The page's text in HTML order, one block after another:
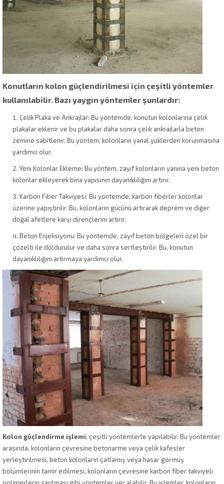
Konutların kolon güçlendirilmesi için çeşitli yöntemler
kullanılabilir. Bazı yaygın yöntemler şunlardır:
Çelik Plaka ve Ankrajlar: Bu yöntemde, konutun kolonlarına çelik
plakalar eklenir ve bu plakalar daha sonra çelik ankrajlarla beton
zemine sabitlenir. Bu yöntem, kolonların yanal yüklerden korunmasına
yardımcı olur.
Yeni Kolonlar Ekleme: Bu yöntem, zayıf kolonların yanına yeni beton
kolonlar ekleyerek bina yapısının dayanıklılığını artırır.
Karbon Fiber Takviyesi: Bu yöntemde, karbon fiberler kolonlar
üzerine yapıştırılır. Bu, kolonların gücünü artırarak deprem ve diğer
doğal afetlere karşı dirençlerini artırır.
Beton Enjeksiyonu: Bu yöntemde, zayıf beton bölgeleri özel bir
çözelti ile doldurulur ve daha sonra sertleştirilir. Bu, konutun
dayanıklılığını artırmaya yardımcı olur.
Kolon güçlendirme işlemi, çeşitli yöntemlerle yapılabilir. Bu yöntemler
arasında, kolonların çevresine betonarme veya çelik kafesler
yerleştirilmesi, beton kolonların çatlamış veya hasar görmüş
bölümlerinin tamir edilmesi, kolonların çevresine karbon fiber takviyeli